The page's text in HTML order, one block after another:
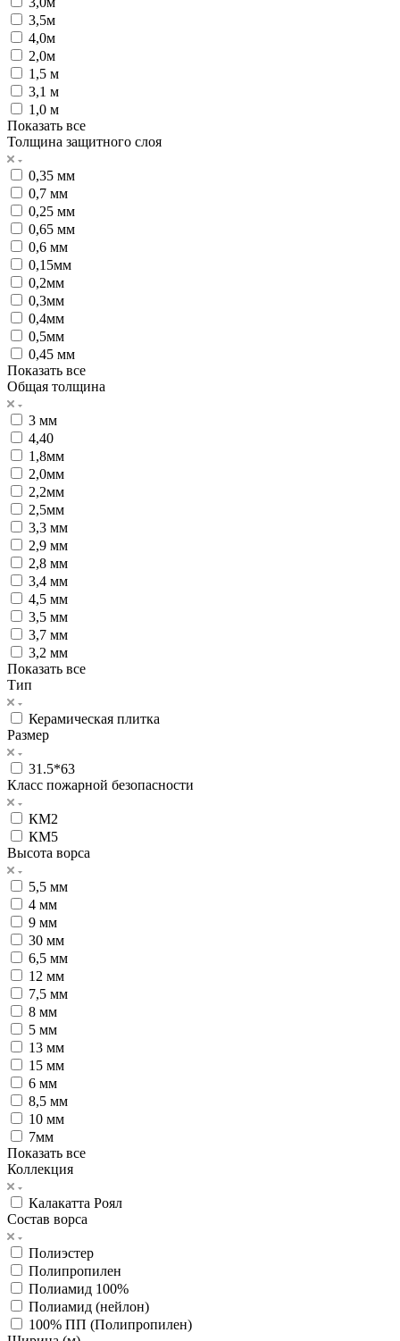
3,5м
4,0м
2,0м
1,5 м
3,1 м
1,0 м
Показать все
Толщина защитного слоя
0,35 мм
0,7 мм
0,25 мм
0,65 мм
0,6 мм
0,15мм
0,2мм
0,3мм
0,4мм
0,5мм
0,45 мм
Показать все
Общая толщина
3 мм
4,40
1,8мм
2,0мм
2,2мм
2,5мм
3,3 мм
2,9 мм
2,8 мм
3,4 мм
4,5 мм
3,5 мм
3,7 мм
3,2 мм
Показать все
Тип
Керамическая плитка
Размер
31.5*63
Класс пожарной безопасности
КМ2
КМ5
Высота ворса
5,5 мм
4 мм
9 мм
30 мм
6,5 мм
12 мм
7,5 мм
8 мм
5 мм
13 мм
15 мм
6 мм
8,5 мм
10 мм
7мм
Показать все
Коллекция
Калакатта Роял
Состав ворса
Полиэстер
Полипропилен
Полиамид 100%
Полиамид (нейлон)
100% ПП (Полипропилен)